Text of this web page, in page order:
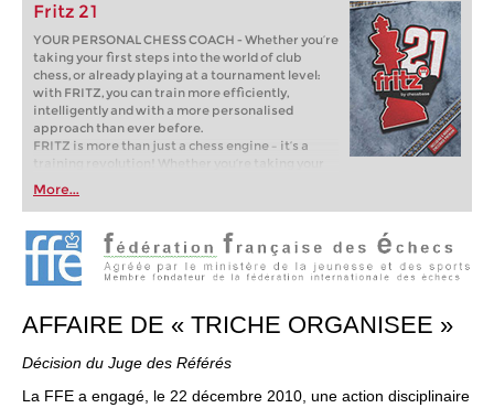
Fritz 21
YOUR PERSONAL CHESS COACH - Whether you’re
taking your first steps into the world of club
chess, or already playing at a tournament level:
with FRITZ, you can train more efficiently,
intelligently and with a more personalised
approach than ever before.
FRITZ is more than just a chess engine – it’s a
training revolution! Whether you’re taking your
first steps into the world of club chess, or already
playing at a tournament level: with FRITZ, you can
train more efficiently, intelligently and with a
more personalised approach than ever before.
More...
AFFAIRE DE « TRICHE ORGANISEE »
Décision du Juge des Référés
La FFE a engagé, le 22 décembre 2010, une action disciplinaire